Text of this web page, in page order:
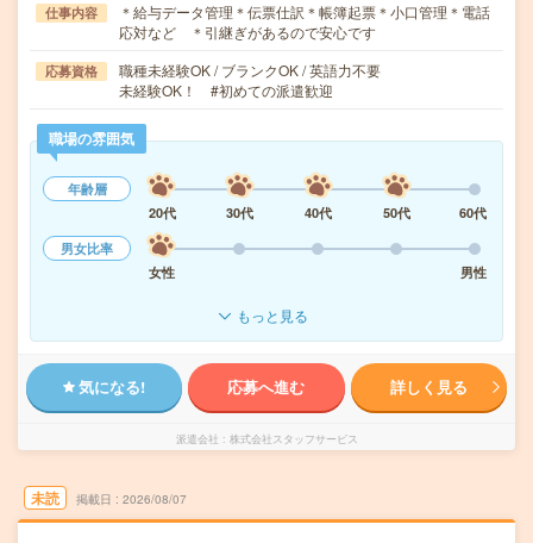
仕事内容
＊給与データ管理＊伝票仕訳＊帳簿起票＊小口管理＊電話
応対など ＊引継ぎがあるので安心です
応募資格
職種未経験OK / ブランクOK / 英語力不要
未経験OK！ #初めての派遣歓迎
職場の雰囲気
年齢層
20代
30代 40代 50代
60代
男女比率
女性
男性
もっと見る
気になる! 応募へ進む 詳しく見る
派遣会社 株式会社スタッフサービス
未読 掲載日 2026/08/07